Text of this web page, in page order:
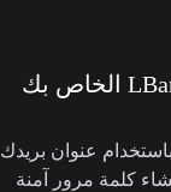
قم بإنشاء حساب LBank الخاص بك
قم بالتسجيل في LBank باستخدام عنوان بريدك
كلمة مرور آمنة